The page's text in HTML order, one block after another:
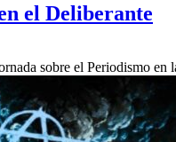
el Deliberante
sobre el Periodismo